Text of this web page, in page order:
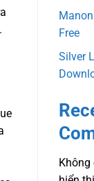
Free
Silver
Không